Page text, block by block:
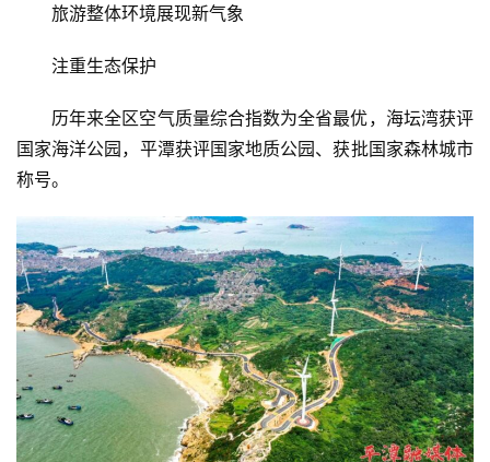
旅游整体环境展现新气象
注重生态保护
历年来全区空气质量综合指数为全省最优，海坛湾获评
国家海洋公园，平潭获评国家地质公园、获批国家森林城市
称号。